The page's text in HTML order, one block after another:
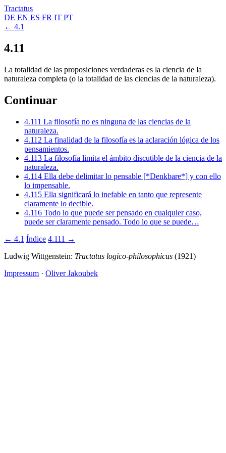
Tractatus
DE EN ES FR IT PT
← 4.1
4.11
La totalidad de las proposiciones verdaderas es la ciencia de la
naturaleza completa (o la totalidad de las ciencias de la naturaleza).
Continuar
4.111 La filosofía no es ninguna de las ciencias de la
naturaleza.
4.112 La finalidad de la filosofía es la aclaración lógica de los
pensamientos.
4.113 La filosofía limita el ámbito discutible de la ciencia de la
naturaleza.
4.114 Ella debe delimitar lo pensable [*Denkbare*] y con ello
lo impensable.
4.115 Ella significará lo inefable en tanto que represente
claramente lo decible.
4.116 Todo lo que puede ser pensado en cualquier caso,
puede ser claramente pensado. Todo lo que se puede…
← 4.1 Índice 4.111 →
Ludwig Wittgenstein: Tractatus logico-philosophicus (1921)
Impressum · Oliver Jakoubek